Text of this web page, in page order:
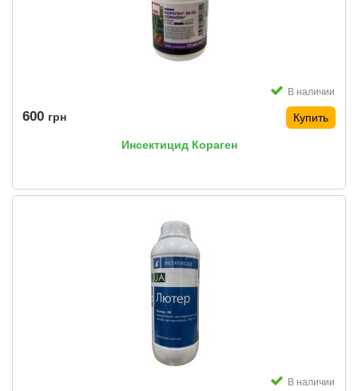
В наличии
600 грн Купить
Инсектицид Кораген
В наличии